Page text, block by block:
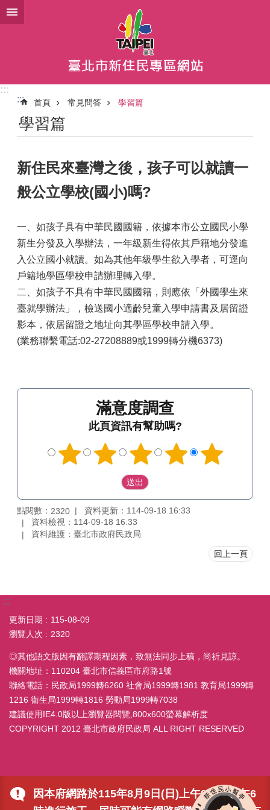
跳到主要內容區塊
:::
因本府網路於115年8月9日(日)上午9時至下午6
::: 首頁 常見問答 學習篇
學習篇
新住民來臺灣之後，孩子可以就讀一
般公立學校(國小)嗎?
一、如孩子具有中華民國國籍，依據本市公立國民小學
新生分發及入學辦法，一年級新生得依其戶籍地分發進
入公立國小就讀。如為其他年級學生欲入學者，可逕向
戶籍地學區學校申請辦理轉入學。
二、如孩子不具有中華民國國籍，則應依「外國學生來
臺就學辦法」，檢送國小適齡兒童入學申請書及居留證
影本，依居留證之地址向其學區學校申請入學。
(業務聯繫電話:02-27208889或1999轉分機6373)
滿意度調查
此頁資訊有幫助嗎?
點閱數： 2320
資料更新：114-09-18 16:33
資料檢視：114-09-18 16:33
資料維護：臺北市政府民政局
回上一頁
:::
更新日期
115-08-09
瀏覽人次
2320
◎其他語文版因有翻譯期程因素，致無法同步上稿，尚祈見諒。
機關地址：110204 臺北市信義區市府路1號
聯絡電話：民政局1999轉6260 社會局1999轉1981 教育局1999轉
1216 衛生局1999轉1816 勞動局1999轉7038
建議使用IE4.0版以上瀏覽器閱覽,800x600螢幕解析度
COPYRIGHT 2012 臺北市政府民政局 ALL RIGHT RESERVED